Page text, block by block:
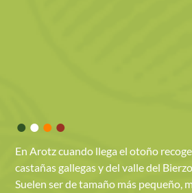
••••
En Arotz cuando llega el otoño
castañas gallegas y del valle del
Suelen ser de tamaño más pequeño,